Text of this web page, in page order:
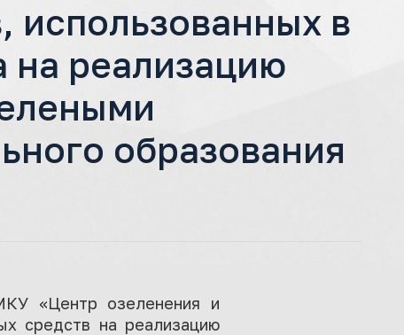
использованных в
на реализацию
образования
«Центр озеленения и
средств на реализацию